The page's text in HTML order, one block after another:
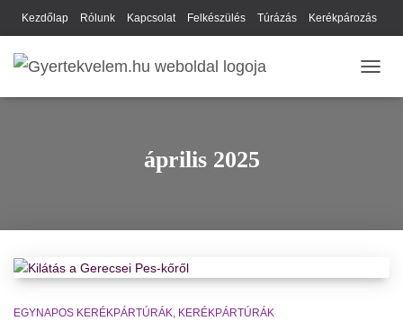
Kezdőlap Rólunk Kapcsolat Felkészülés Túrázás Kerékpározás
április 2025
EGYNAPOS KERÉKPÁRTÚRÁK KERÉKPÁRTÚRÁK